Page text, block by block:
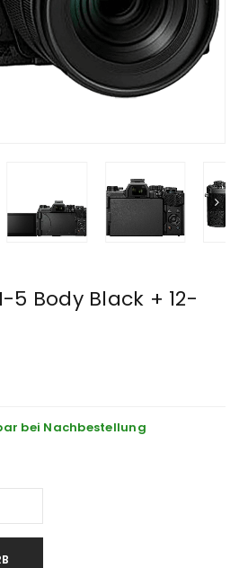
5 Body Black + 12-
bei Nachbestellung